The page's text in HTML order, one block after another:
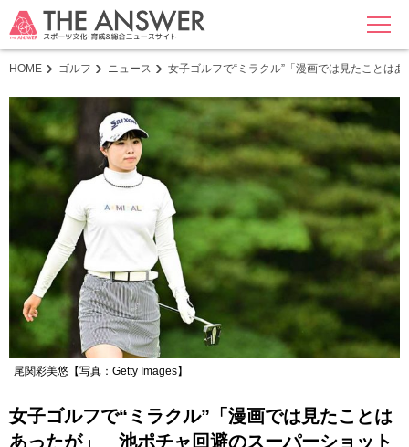
MENU
HOME ゴルフ ニュース 女子ゴルフで“ミラクル”「漫画では見たことは
尾関彩美悠【写真：Getty Images】
女子ゴルフで“ミラクル”「漫画では見たことは
あったが」 池ポチャ回避のスーパーショット